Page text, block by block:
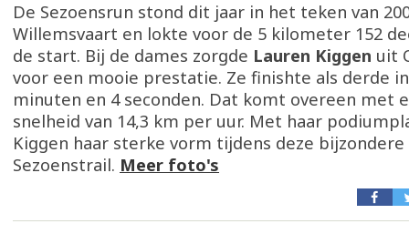
De Sezoensrun stond dit jaar in het teken van
Willemsvaart en lokte voor de 5 kilometer 152
de start. Bij de dames zorgde Lauren Kiggen uit
voor een mooie prestatie. Ze finishte als derde
minuten en 4 seconden. Dat komt overeen met
snelheid van 14,3 km per uur. Met haar
Kiggen haar sterke vorm tijdens deze
Sezoenstrail. Meer foto's